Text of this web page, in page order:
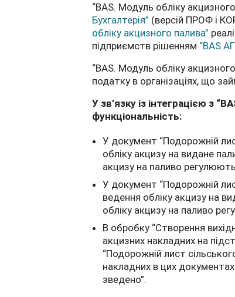
“BAS. Модуль обліку
Бухгалтерія” (версій ПРОФ і
обліку акцизного палива”
підприємств рішенням “BAS
“BAS. Модуль обліку
податку в організаціях, що
У зв’язку із інтеграцією з
функціональність:
У документ “Подорожній
обліку акцизу на видане
акцизу на паливо
У документ “Подорожній
ведення обліку акцизу на
обліку акцизу на паливо
В обробку “Створення
акцизних накладних на
“Подорожній лист
накладних в цих
зведено”.